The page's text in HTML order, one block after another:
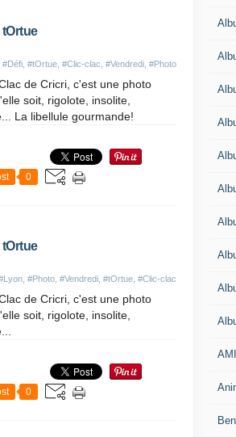
#Défi #tOrtue #Clic-clac #Vendredi #Photo
de Cricri, c'est une photo
soit, rigolote, insolite,
La libellule gourmande!
0
#Photo #Vendredi #tOrtue #Clic-clac
de Cricri, c'est une photo
soit, rigolote, insolite,
0